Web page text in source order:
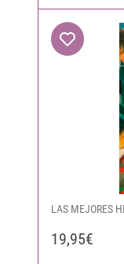
LAS MEJORES
19,95€